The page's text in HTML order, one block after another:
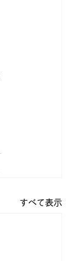
すべて表示